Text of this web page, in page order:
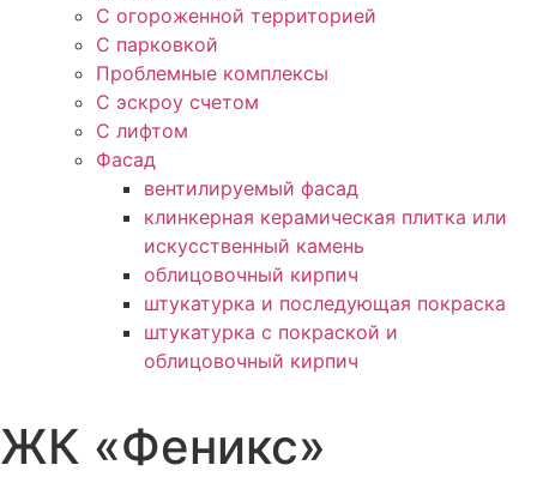
С огороженной территорией
С парковкой
Проблемные комплексы
С эскроу счетом
С лифтом
Фасад
вентилируемый фасад
клинкерная керамическая плитка или
искусственный камень
облицовочный кирпич
штукатурка и последующая покраска
штукатурка с покраской и
облицовочный кирпич
ЖК «Феникс»